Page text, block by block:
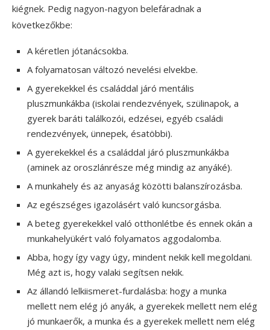
kiégnek. Pedig nagyon-nagyon belefáradnak a
következőkbe:
A kéretlen jótanácsokba.
A folyamatosan változó nevelési elvekbe.
A gyerekekkel és családdal járó mentális
pluszmunkákba (iskolai rendezvények, szülinapok, a
gyerek baráti találkozói, edzései, egyéb családi
rendezvények, ünnepek, ésatöbbi).
A gyerekekkel és a családdal járó pluszmunkákba
(aminek az oroszlánrésze még mindig az anyáké).
A munkahely és az anyaság közötti balanszírozásba.
Az egészséges igazolásért való kuncsorgásba.
A beteg gyerekekkel való otthonlétbe és ennek okán a
munkahelyükért való folyamatos aggodalomba.
Abba, hogy így vagy úgy, mindent nekik kell megoldani.
Még azt is, hogy valaki segítsen nekik.
Az állandó lelkiismeret-furdalásba: hogy a munka
mellett nem elég jó anyák, a gyerekek mellett nem elég
jó munkaerők, a munka és a gyerekek mellett nem elég